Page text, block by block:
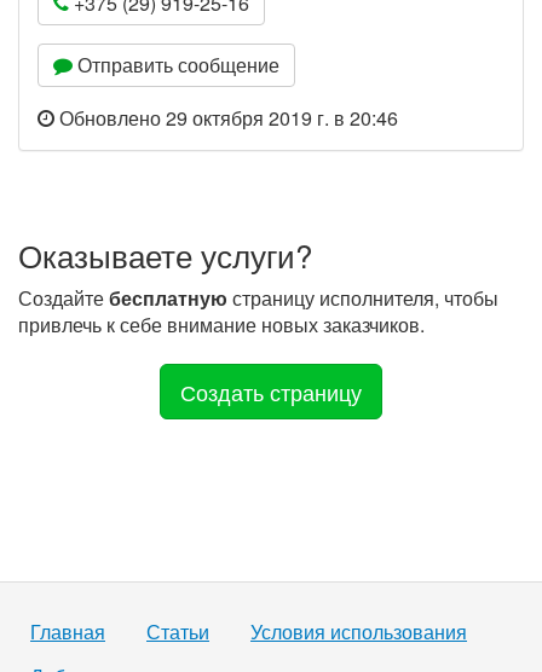
Отправить сообщение
Обновлено 29 октября 2019 г. в 20:46
Оказываете услуги?
Создайтебесплатную страницу исполнителя, чтобы
привлечь к себе внимание новых заказчиков.
Создать страницу
Главная Статьи
Условия использования